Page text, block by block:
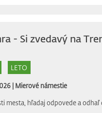
- Si zvedavý na
LETO
| Mierové námestie
mesta, hľadaj odpovede a